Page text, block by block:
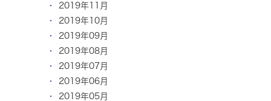
2019年11月
2019年10月
2019年09月
2019年08月
2019年07月
2019年06月
2019年05月